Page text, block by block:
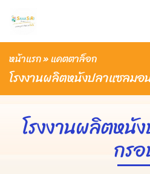
หน้าแรก»แคตตาล็อก
โรงงานผลิตหนังปลาแซลม
โรงงานผลิตหนั
กร